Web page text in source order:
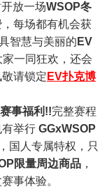
放一场WSOP冬
，每场都有机会获
智慧与美丽的 EV
一同狂欢，还会
请锁定 EV扑克博
事福利!!完整赛程
举行 GGxWSOP
国人专属特权，只
限量周边商品 ，
事体验。